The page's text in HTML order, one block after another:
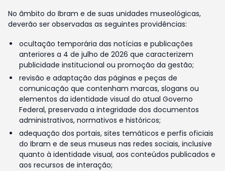
No âmbito do Ibram e de suas unidades museológicas,
deverão ser observadas as seguintes providências:
ocultação temporária das notícias e publicações
anteriores a 4 de julho de 2026 que caracterizem
publicidade institucional ou promoção da gestão;
revisão e adaptação das páginas e peças de
comunicação que contenham marcas, slogans ou
elementos da identidade visual do atual Governo
Federal, preservada a integridade dos documentos
administrativos, normativos e históricos;
adequação dos portais, sites temáticos e perfis oficiais
do Ibram e de seus museus nas redes sociais, inclusive
quanto à identidade visual, aos conteúdos publicados e
aos recursos de interação;